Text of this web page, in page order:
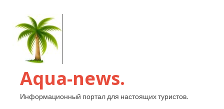
Aqua-news.
Информационный портал для настоящих туристов.